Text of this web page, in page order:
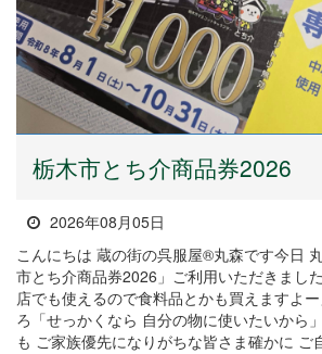
栃木市とち介商品券2026
2026年08月05日
こんにちは 蔵の街の呉服屋®丸森です今日
市とち介商品券2026」ご利用いただきまし
店でも使えるので食料品とかも買えますよ
ろ「せっかくなら 自分の物に使いたいから
も ご家族優先になりがちな皆さま確かに ご